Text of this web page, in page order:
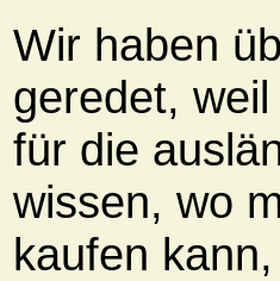
Wir haben
geredet,
für die
wissen, wo
kaufen